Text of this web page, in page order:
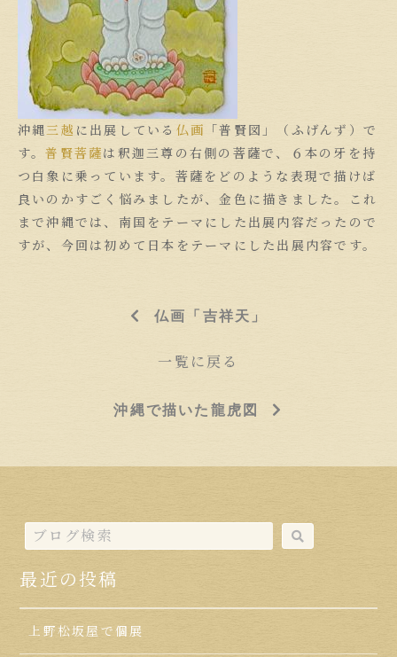
沖縄三越 に出展している 仏画
「普賢図」（ふげんず）で
す。普賢菩薩は釈迦三尊の右側の菩薩で、６本の牙を持
つ白象に乗っています。菩薩をどのような表現で描けば
良いのかすごく悩みましたが、金色に描きました。これ
まで沖縄では、南国をテーマにした出展内容だったので
すが、今回は初めて日本をテーマにした出展内容です。
仏画「吉祥天」
一覧に戻る
沖縄で描いた龍虎図
最近の投稿
上野松坂屋で個展